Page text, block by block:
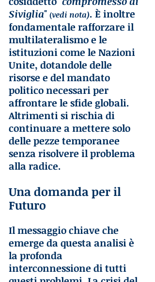
Siviglia" (vedi nota). È inoltre
fondamentale rafforzare il
multilateralismo e le
istituzioni come le Nazioni
Unite, dotandole delle
risorse e del mandato
politico necessari per
affrontare le sfide globali.
Altrimenti si rischia di
continuare a mettere solo
delle pezze temporanee
senza risolvere il problema
alla radice.
Una domanda per il
Futuro
Il messaggio chiave che
emerge da questa analisi è
la profonda
interconnessione di tutti